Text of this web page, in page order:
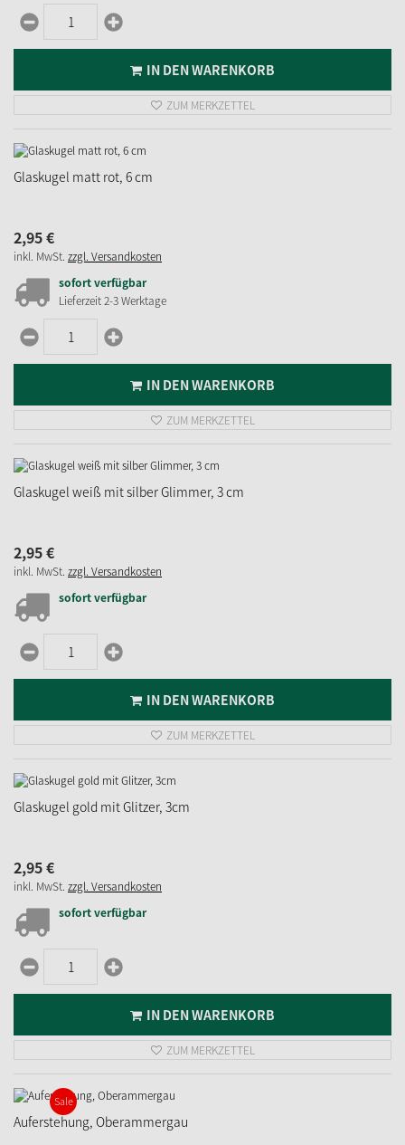
IN DEN WARENKORB
ZUM MERKZETTEL
Glaskugel matt rot, 6 cm
2,95€
inkl. MwSt. zzgl. Versandkosten
sofort verfügbar
Lieferzeit 2-3 Werktage
IN DEN WARENKORB
ZUM MERKZETTEL
Glaskugel weiß mit silber Glimmer, 3 cm
2,95€
inkl. MwSt. zzgl. Versandkosten
sofort verfügbar
IN DEN WARENKORB
ZUM MERKZETTEL
Glaskugel gold mit Glitzer, 3cm
2,95€
inkl. MwSt. zzgl. Versandkosten
sofort verfügbar
IN DEN WARENKORB
ZUM MERKZETTEL
Sale
Auferstehung, Oberammergau